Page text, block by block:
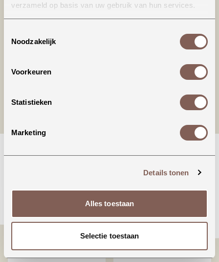
verzameld op basis van uw gebruik van hun services.
Noodzakelijk
Voorkeuren
Statistieken
Marketing
Details tonen
Alles toestaan
Selectie toestaan
Productinformatie
€ 24,99
BEKIJKEN
€ 70,00